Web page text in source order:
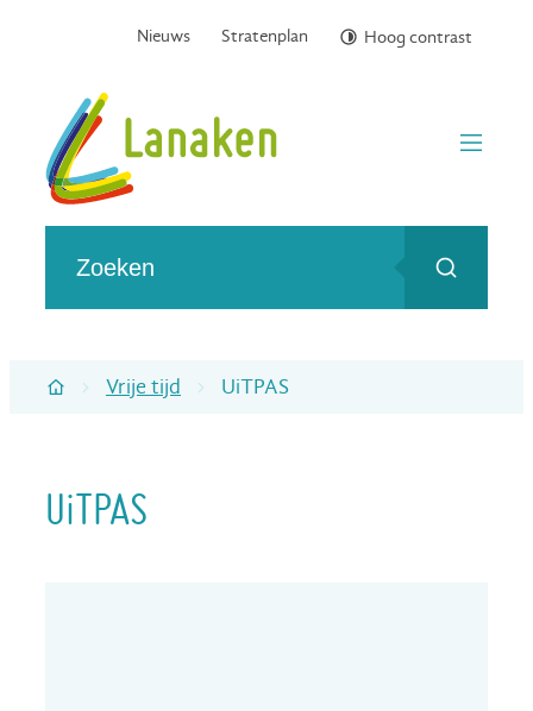
Naar inhoudNieuws Stratenplan Hoog contrast
Gemeente Lanaken
Zoeken
menu
Startpagina
Vrije tijd UiTPAS
UiTPAS